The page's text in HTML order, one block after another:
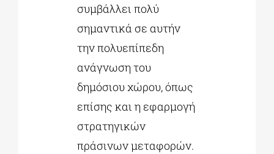
συμβάλλει πολύ
σημαντικά σε αυτήν
την πολυεπίπεδη
ανάγνωση του
δημόσιου χώρου, όπως
επίσης και η εφαρμογή
στρατηγικών
πράσινων μεταφορών.